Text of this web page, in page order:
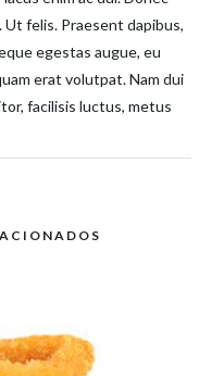
felis. Praesent dapibus,
egestas augue, eu
erat volutpat. Nam dui
facilisis luctus, metus